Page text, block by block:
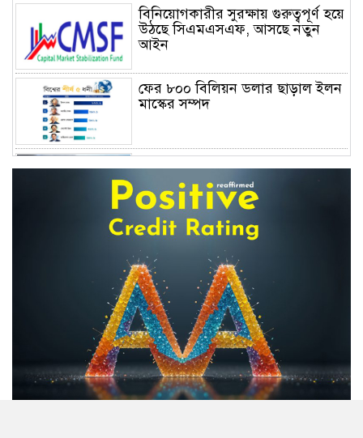
বিনিয়োগকারীর সুরক্ষায় গুরুত্বপূর্ণ হয়ে
উঠছে সিএমএসএফ, আসছে নতুন
আইন
ফের ৮০০ বিলিয়ন ডলার ছাড়াল ইলন
মাস্কের সম্পদ
সংকট, দক্ষতার ঘাটতি এবং
পুনর্জাগরণের রূপরেখা